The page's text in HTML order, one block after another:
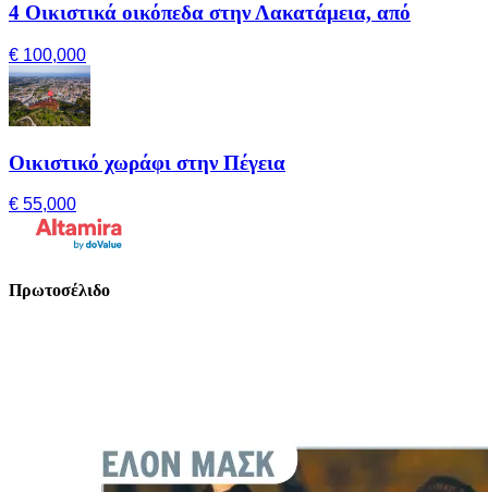
4 Οικιστικά οικόπεδα στην Λακατάμεια, από
€ 100,000
Οικιστικό χωράφι στην Πέγεια
€ 55,000
Πρωτοσέλιδο